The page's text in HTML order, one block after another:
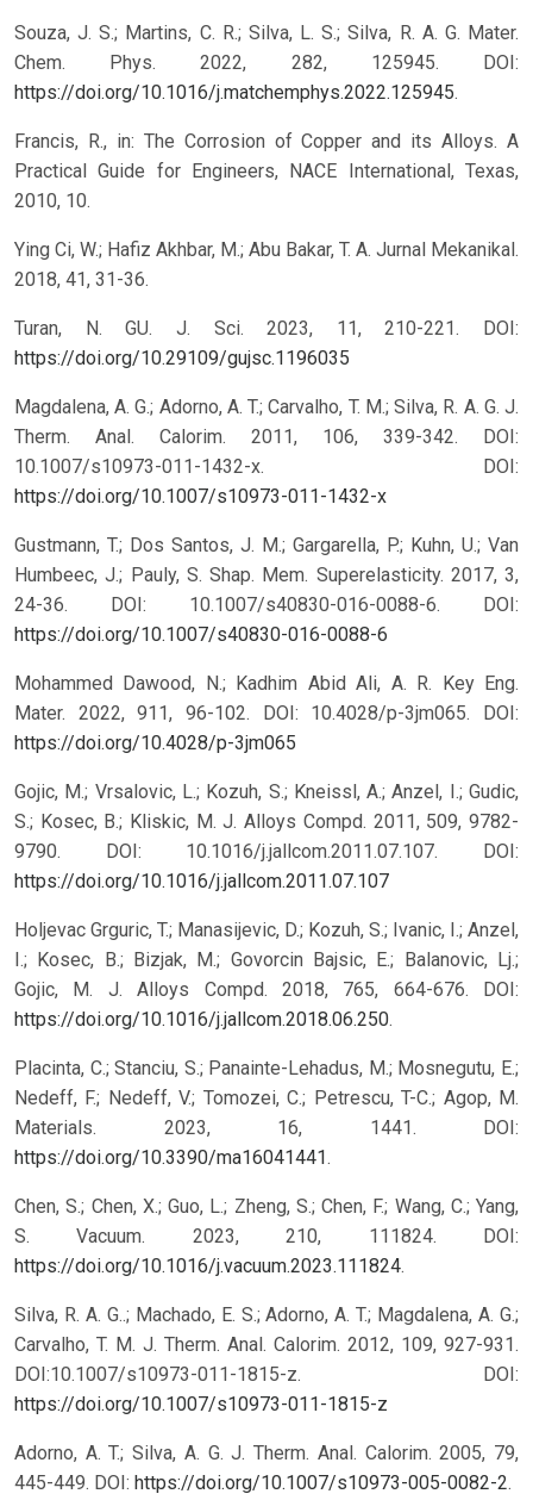
Souza, J. S.; Martins, C. R.; Silva, L. S.; Silva, R. A. G. Mater.
Chem. Phys. 2022, 282, 125945. DOI:
https://doi.org/10.1016/j.matchemphys.2022.125945.
Francis, R., in: The Corrosion of Copper and its Alloys. A
Practical Guide for Engineers, NACE International, Texas,
2010, 10.
Ying Ci, W.; Hafiz Akhbar, M.; Abu Bakar, T. A. Jurnal Mekanikal.
2018, 41, 31-36.
Turan, N. GU. J. Sci. 2023, 11, 210-221. DOI:
https://doi.org/10.29109/gujsc.1196035
Magdalena, A. G.; Adorno, A. T.; Carvalho, T. M.; Silva, R. A. G. J.
Therm. Anal. Calorim. 2011, 106, 339-342. DOI:
10.1007/s10973-011-1432-x. DOI:
https://doi.org/10.1007/s10973-011-1432-x
Gustmann, T.; Dos Santos, J. M.; Gargarella, P.; Kuhn, U.; Van
Humbeec, J.; Pauly, S. Shap. Mem. Superelasticity. 2017, 3,
24-36. DOI: 10.1007/s40830-016-0088-6. DOI:
https://doi.org/10.1007/s40830-016-0088-6
Mohammed Dawood, N.; Kadhim Abid Ali, A. R. Key Eng.
Mater. 2022, 911, 96-102. DOI: 10.4028/p-3jm065. DOI:
https://doi.org/10.4028/p-3jm065
Gojic, M.; Vrsalovic, L.; Kozuh, S.; Kneissl, A.; Anzel, I.; Gudic,
S.; Kosec, B.; Kliskic, M. J. Alloys Compd. 2011, 509, 9782-
9790. DOI: 10.1016/j.jallcom.2011.07.107. DOI:
https://doi.org/10.1016/j.jallcom.2011.07.107
Holjevac Grguric, T.; Manasijevic, D.; Kozuh, S.; Ivanic, I.; Anzel,
I.; Kosec, B.; Bizjak, M.; Govorcin Bajsic, E.; Balanovic, Lj.;
Gojic, M. J. Alloys Compd. 2018, 765, 664-676. DOI:
https://doi.org/10.1016/j.jallcom.2018.06.250.
Placinta, C.; Stanciu, S.; Panainte-Lehadus, M.; Mosnegutu, E.;
Nedeff, F.; Nedeff, V.; Tomozei, C.; Petrescu, T-C.; Agop, M.
Materials. 2023, 16, 1441. DOI:
https://doi.org/10.3390/ma16041441.
Chen, S.; Chen, X.; Guo, L.; Zheng, S.; Chen, F.; Wang, C.; Yang,
S. Vacuum. 2023, 210, 111824. DOI:
https://doi.org/10.1016/j.vacuum.2023.111824.
Silva, R. A. G..; Machado, E. S.; Adorno, A. T.; Magdalena, A. G.;
Carvalho, T. M. J. Therm. Anal. Calorim. 2012, 109, 927-931.
DOI:10.1007/s10973-011-1815-z. DOI:
https://doi.org/10.1007/s10973-011-1815-z
Adorno, A. T.; Silva, A. G. J. Therm. Anal. Calorim. 2005, 79,
445-449. DOI: https://doi.org/10.1007/s10973-005-0082-2.